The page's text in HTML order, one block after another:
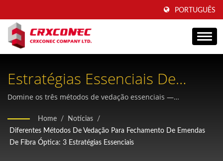
PORTUGUÊS
Estratégias Essenciais De
Vedação De Emendas De Fibra
Óptica Para Confiabilidade Da
Rede
Domine os três métodos de vedação essenciais —
infraestrutura de fibra óptica e garantir o desempenho da
rede e a integridade do sinal a longo prazo.
Home / Notícias
/
Diferentes Métodos De Vedação Para Fechamento De Emendas
De Fibra Óptica: 3 Estratégias Essenciais